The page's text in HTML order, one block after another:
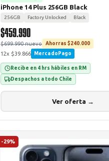
iPhone 14 Plus 256GB Black
256GB Factory Unlocked Black
$459.990
$699.990 nuevo Ahorras $240.000
12x $39.866 MercadoPago
Recibe en 4 hrs hábiles en RM
Despachos a todo Chile
Ver oferta →
-29%